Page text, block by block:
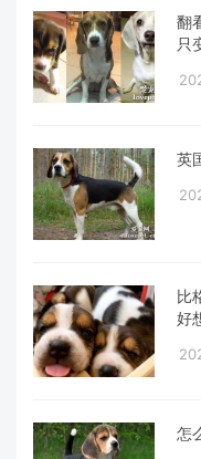
翻
只
英
比
好
怎